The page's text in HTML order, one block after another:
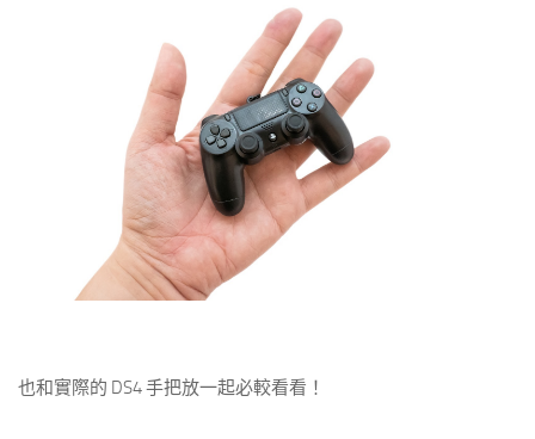
也和實際的 DS4 手把放一起必較看看！